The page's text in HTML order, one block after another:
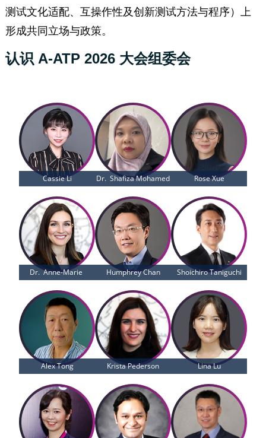
测试文化适配、互操作性及创新测试方法与程序）上
形成共同立场与政策。
认识 A-ATP 2026 大会组委会
Cassie Li Dr.  Shafiza Mohamed Rose Xue
Dr.  Anne-Marie
Humphrey Chan Shoichiro Taniguchi
Alex Tong Krista Pederson Lina Lu